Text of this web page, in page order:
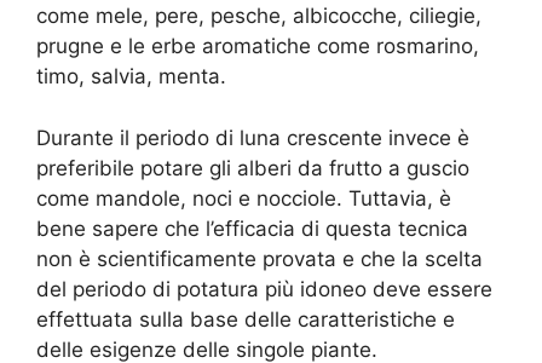
come mele, pere, pesche, albicocche, ciliegie,
prugne e le erbe aromatiche come rosmarino,
timo, salvia, menta.
Durante il periodo di luna crescente invece è
preferibile potare gli alberi da frutto a guscio
come mandole, noci e nocciole. Tuttavia, è
bene sapere che l’efficacia di questa tecnica
non è scientificamente provata e che la scelta
del periodo di potatura più idoneo deve essere
effettuata sulla base delle caratteristiche e
delle esigenze delle singole piante.